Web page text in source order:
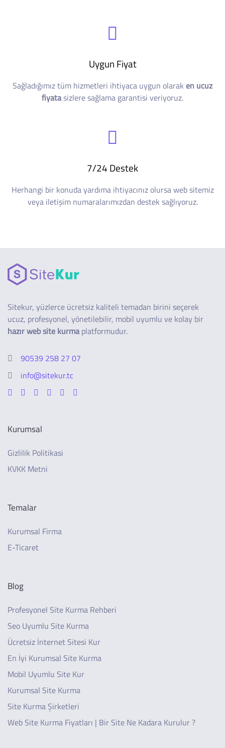
Uygun Fiyat
Sağladığımız tüm hizmetleri ihtiyaca uygun olarak en ucuz
fiyatasizlere sağlama garantisi veriyoruz.
7/24 Destek
Herhangi bir konuda yardıma ihtiyacınız olursa web sitemiz
veya iletişim numaralarımızdan destek sağlıyoruz.
Sitekur, yüzlerce ücretsiz kaliteli temadan birini seçerek
ucuz, profesyonel, yönetilebilir, mobil uyumlu ve kolay bir
hazır web site kurmaplatformudur.
90539 258 27 07
info@sitekur.tc
Kurumsal
Gizlilik Politikasi
KVKK Metni
Temalar
Kurumsal Firma
E-Ticaret
Blog
Profesyonel Site Kurma Rehberi
Seo Uyumlu Site Kurma
Ücretsiz İnternet Sitesi Kur
En İyi Kurumsal Site Kurma
Mobil Uyumlu Site Kur
Kurumsal Site Kurma
Site Kurma Şirketleri
Web Site Kurma Fiyatları | Bir Site Ne Kadara Kurulur ?